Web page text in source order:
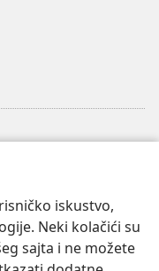
iskustvo,
Neki kolačići su
sajta i ne možete